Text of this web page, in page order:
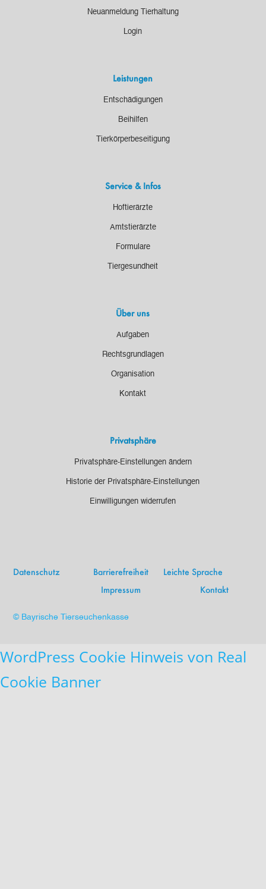
Neuanmeldung Tierhaltung
Login
Leistungen
Entschädigungen
Beihilfen
Tierkörperbeseitigung
Service & Infos
Hoftierärzte
Amtstierärzte
Formulare
Tiergesundheit
Über uns
Aufgaben
Rechtsgrundlagen
Organisation
Kontakt
Privatsphäre
Privatsphäre-Einstellungen ändern
Historie der Privatsphäre-Einstellungen
Einwilligungen widerrufen
Datenschutz Barrierefreiheit
Leichte Sprache
Impressum
Kontakt
© Bayrische Tierseuchenkasse
WordPress Cookie Hinweis von Real
Cookie Banner